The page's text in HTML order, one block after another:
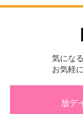
気にな
お気軽
放デ